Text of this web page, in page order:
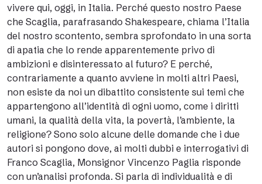
vivere qui, oggi, in Italia. Perché questo nostro Paese
che Scaglia, parafrasando Shakespeare, chiama l’Italia
del nostro scontento, sembra sprofondato in una sorta
di apatia che lo rende apparentemente privo di
ambizioni e disinteressato al futuro? E perché,
contrariamente a quanto avviene in molti altri Paesi,
non esiste da noi un dibattito consistente sui temi che
appartengono all’identità di ogni uomo, come i diritti
umani, la qualità della vita, la povertà, l’ambiente, la
religione? Sono solo alcune delle domande che i due
autori si pongono dove, ai molti dubbi e interrogativi di
Franco Scaglia, Monsignor Vincenzo Paglia risponde
con un’analisi profonda. Si parla di individualità e di